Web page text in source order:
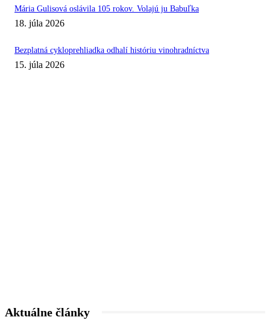
Mária Gulisová oslávila 105 rokov. Volajú ju Babuľka
18. júla 2026
Bezplatná cykloprehliadka odhalí históriu vinohradníctva
15. júla 2026
Aktuálne články